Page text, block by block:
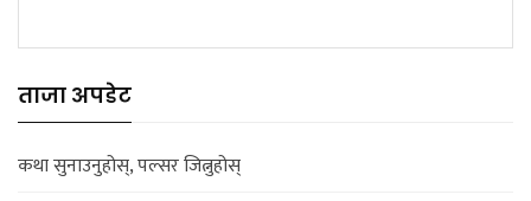
ताजा अपडेट
कथा सुनाउनुहोस्, पल्सर जित्नुहोस्